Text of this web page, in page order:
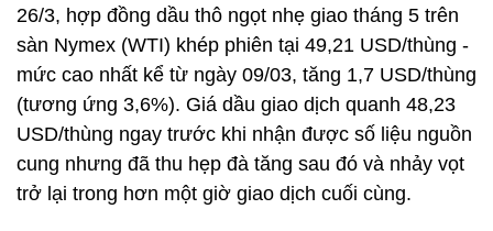
26/3, hợp đồng dầu thô ngọt nhẹ giao tháng 5 trên
sàn Nymex (WTI) khép phiên tại 49,21 USD/thùng -
mức cao nhất kể từ ngày 09/03, tăng 1,7 USD/thùng
(tương ứng 3,6%). Giá dầu giao dịch quanh 48,23
USD/thùng ngay trước khi nhận được số liệu nguồn
cung nhưng đã thu hẹp đà tăng sau đó và nhảy vọt
trở lại trong hơn một giờ giao dịch cuối cùng.